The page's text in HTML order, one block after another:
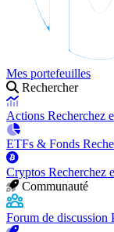
Mes portefeuilles
Rechercher
Actions Recherchez
ETFs & Fonds
Cryptos Recherchez
Communauté
Forum de discussion